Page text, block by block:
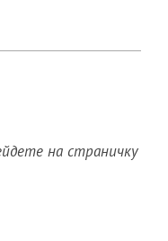
на страничку